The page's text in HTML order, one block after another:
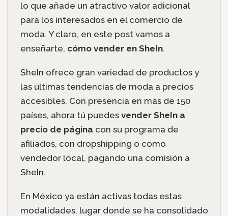
lo que añade un atractivo valor adicional
para los interesados en el comercio de
moda. Y claro, en este post vamos a
enseñarte, cómo vender en SheIn.
SheIn ofrece gran variedad de productos y
las últimas tendencias de moda a precios
accesibles. Con presencia en más de 150
países, ahora tú puedes vender SheIn a
precio de página con su programa de
afiliados, con dropshipping o como
vendedor local, pagando una comisión a
SheIn.
En México ya están activas todas estas
modalidades. lugar donde se ha consolidado